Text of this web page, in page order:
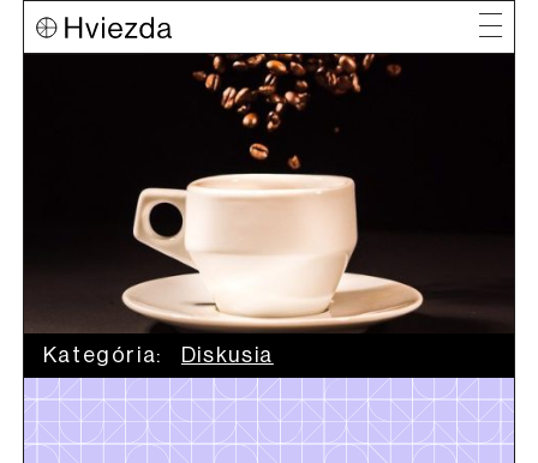
Kategória: Diskusia